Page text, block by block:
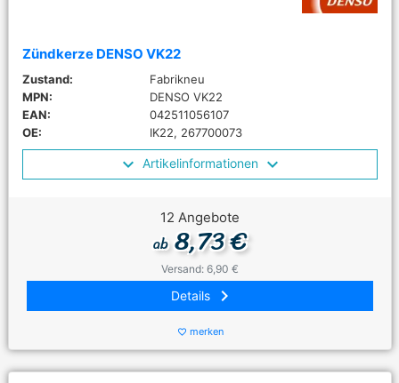
Zündkerze DENSO VK22
Zustand:
Fabrikneu
MPN:
DENSO VK22
EAN:
042511056107
OE:
IK22, 267700073
Artikelinformationen
12 Angebote
ab8,73 €
Versand: 6,90 €
Details keyboard_arrow_right
favorite_border merken